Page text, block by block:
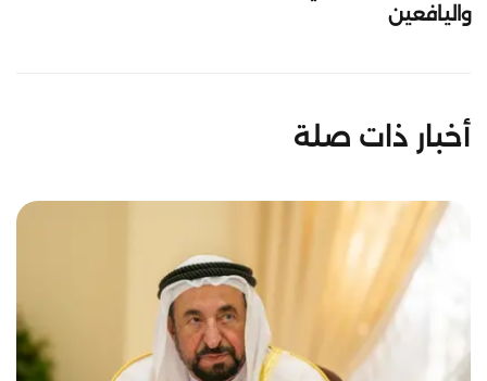
واليافعين
أخبار ذات صلة